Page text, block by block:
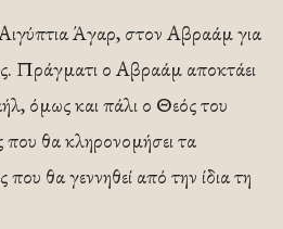
Αιγύπτια Άγαρ, στον Αβραάμ για
Πράγματι ο Αβραάμ αποκτάει
όμως και πάλι ο Θεός του
που θα κληρονομήσει τα
θα γεννηθεί από την ίδια τη